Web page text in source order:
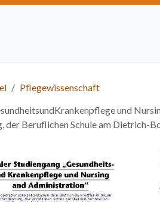
Pflegewissenschaft
und
der Beruflichen Schule am Dietrich-